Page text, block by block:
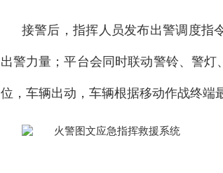
接警后，指挥人员发布出警调度指
出警力量；平台会同时联动警铃、警
位，车辆出动，车辆根据移动作战终端